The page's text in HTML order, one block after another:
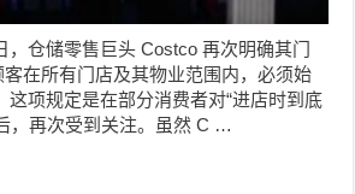
，仓储零售巨头 Costco 再次明确其门
在所有门店及其物业范围内，必须始
这项规定是在部分消费者对“进店时到底
，再次受到关注。虽然 C …